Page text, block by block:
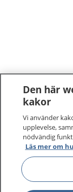
1177
Den här
kakor
Vi använder
upplevelse,
nödvändig
Läs mer om